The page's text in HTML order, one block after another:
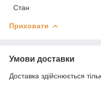
Стан
Приховати
Умови доставки
Доставка здійснюється